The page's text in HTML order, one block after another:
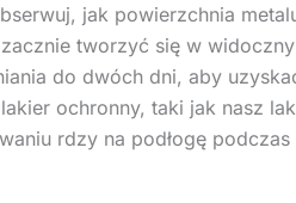
jak powierzchnia
tworzyć się w
do dwóch dni, aby
ochronny, taki jak nasz
rdzy na podłogę